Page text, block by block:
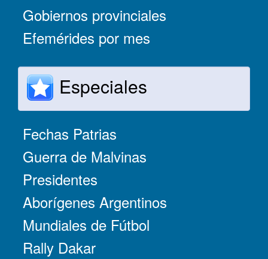
Gobiernos provinciales
Efemérides por mes
Especiales
Fechas Patrias
Guerra de Malvinas
Presidentes
Aborígenes Argentinos
Mundiales de Fútbol
Rally Dakar